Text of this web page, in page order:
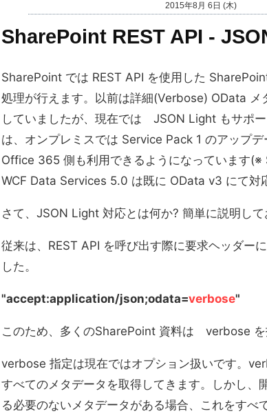
2015年8月 6日 (木)
SharePoint REST API -
SharePoint では REST API を使用した
処理が行えます。以前は詳細(Verbose) OData メ
していましたが、現在では JSON Light もサポ
は、オンプレミスでは Service Pack 1 のアップ
Office 365 側も利用できるようになっています(※
WCF Data Services 5.0 は既に OData v3 にて対
さて、JSON Light 対応とは何か? 簡単に説明して
従来は、REST API を呼び出す際に要求ヘッダー
した。
"accept:application/json;odata=verbose"
このため、多くのSharePoint 資料は verbose を
verbose 指定は現在ではオプション扱いです。
すべてのメタデータを取得してきます。しかし、
る必要のないメタデータがある場合、これをすべ